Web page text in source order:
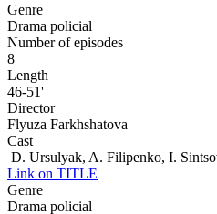
Genre
Drama policial
Number of episodes
8
Length
46-51'
Director
Flyuza Farkhshatova
Cast
D. Ursulyak, A. Filipenko, I.
Link on TITLE
Genre
Drama policial